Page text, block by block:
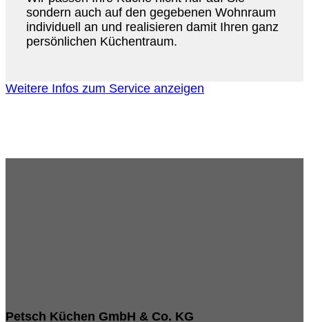
sondern auch auf den gegebenen Wohnraum
individuell an und realisieren damit Ihren ganz
persönlichen Küchentraum.
Weitere Infos zum Service anzeigen
Petsch Küchen GmbH & Co. KG